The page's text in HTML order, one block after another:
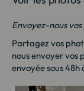
Envoyez-nous
Partagez vos
nous envoyer vos
envoyée sous